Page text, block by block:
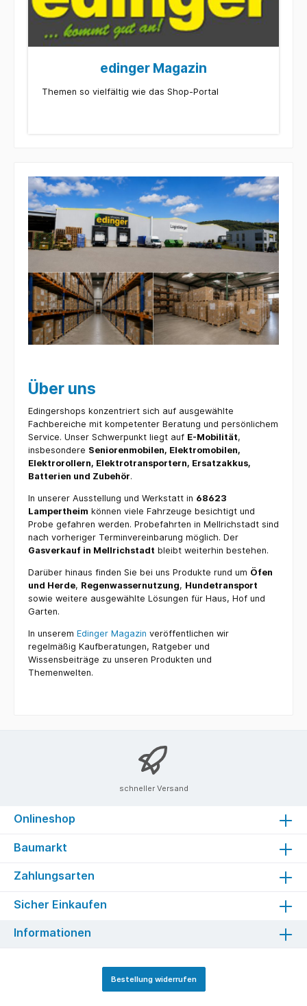
edinger Magazin
Themen so vielfältig wie das Shop-Portal
Über uns
Edingershops konzentriert sich auf ausgewählte
Fachbereiche mit kompetenter Beratung und persönlichem
Service. Unser Schwerpunkt liegt auf E-Mobilität,
insbesondere Seniorenmobilen, Elektromobilen,
Elektrorollern, Elektrotransportern, Ersatzakkus,
Batterien und Zubehör.
In unserer Ausstellung und Werkstatt in 68623
Lampertheim können viele Fahrzeuge besichtigt und
Probe gefahren werden. Probefahrten in Mellrichstadt sind
nach vorheriger Terminvereinbarung möglich. Der
Gasverkauf in Mellrichstadt bleibt weiterhin bestehen.
Darüber hinaus finden Sie bei uns Produkte rund um Öfen
und Herde, Regenwassernutzung, Hundetransport
sowie weitere ausgewählte Lösungen für Haus, Hof und
Garten.
In unserem Edinger Magazin veröffentlichen wir
regelmäßig Kaufberatungen, Ratgeber und
Wissensbeiträge zu unseren Produkten und
Themenwelten.
schneller Versand
Onlineshop
Baumarkt
Zahlungsarten
Sicher Einkaufen
Informationen
Bestellung widerrufen